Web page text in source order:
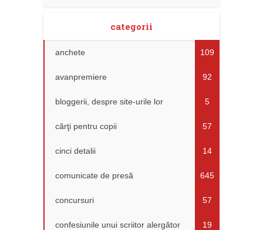
categorii
anchete 109
avanpremiere 92
bloggerii, despre site-urile lor 5
cărţi pentru copii 57
cinci detalii 14
comunicate de presă 645
concursuri 57
confesiunile unui scriitor alergător 19